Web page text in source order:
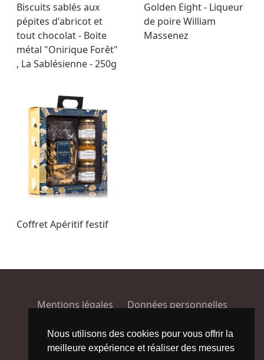
Nous utilisons des cookies pour vous offrir la
meilleure expérience et réaliser des mesures
Biscuits sablés aux
pépites d'abricot et
tout chocolat - Boite
métal "Onirique Forêt"
, La Sablésienne - 250g
Golden Eight - Liqueur
de poire William
Massenez
Coffret Apéritif festif
Mentions légales
Données personnelles
Conditions générales de vente
Plan du site